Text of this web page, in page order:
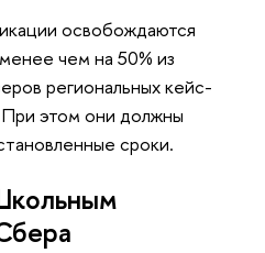
освобождаются
чем на 50% из
региональных кейс-
этом они должны
сроки.